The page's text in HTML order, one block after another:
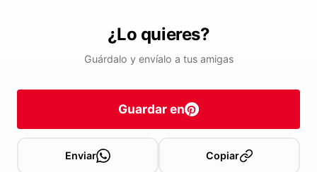
¿Lo quieres?
Guárdalo y envíalo a tus amigas
Guardar en
Enviar Copiar